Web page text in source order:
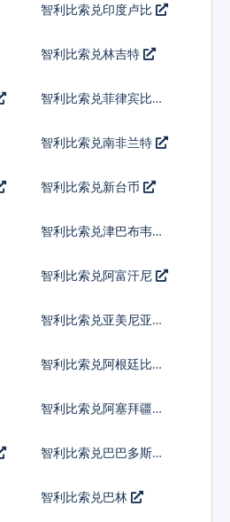
智利比索兑印度卢比
智利比索兑林吉特
智利比索兑菲律宾比索
智利比索兑南非兰特
智利比索兑新台币
智利比索兑津巴布韦币
智利比索兑阿富汗尼
智利比索兑亚美尼亚德
智利比索兑阿根廷比索
智利比索兑阿塞拜疆马
智利比索兑巴巴多斯元
智利比索兑巴林